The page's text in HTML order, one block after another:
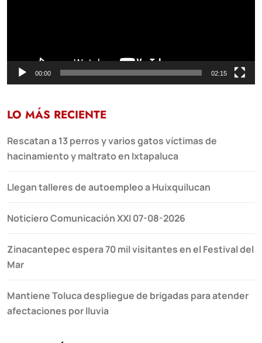
00:00 02:15
LO MÁS RECIENTE
Rescatan a 13 perros y varios gatos víctimas de
hacinamiento y maltrato en Ixtapaluca
Llegan talleres de autoempleo a Huixquilucan
Noticiero Comunicación XXI 07-08-2026
Zinacantepec espera 70 mil visitantes en el Festival del
Mar
Mantiene Toluca despliegue de brigadas para atender
afectaciones por lluvia